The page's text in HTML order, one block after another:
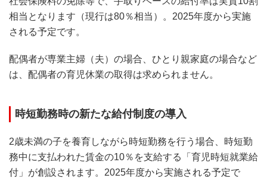
相当となります（現行は80％相当）。2025年度から実施
される予定です。
配偶者が専業主婦（夫）の場合、ひとり親家庭の場合など
は、配偶者の育児休業の取得は求められません。
時短勤務時の新たな給付制度の導入
2歳未満の子を養育しながら時短勤務を行う場合、時短勤
務中に支払われた賃金の10％を支給する「育児時短就業給
付」が創設されます。2025年度から実施される予定で